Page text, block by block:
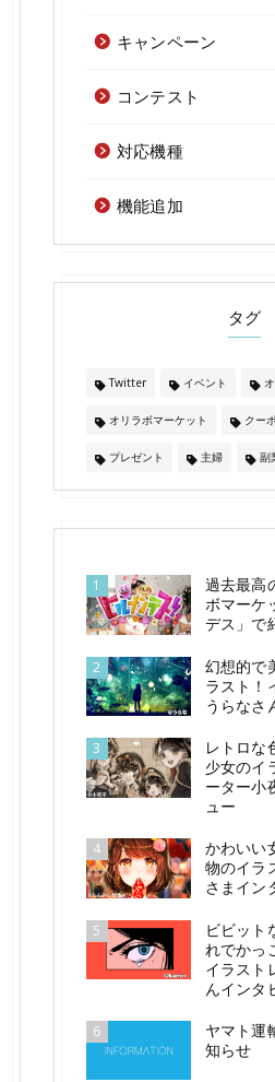
キャンペーン
コンテスト
対応機種
機能追加
タグ
Twitter イベント
オリラボマーケット クー
プレゼント 主婦 副
1
過去最高
ボマーケ
デス」で
2
幻想的で
ラスト！
うらなさ
3
レトロな
少女のイ
ーター小
ュー
4
かわいい
物のイラ
さまイン
5
ビビット
れでかっ
イラスト
んインタ
6
ヤマト運
知らせ